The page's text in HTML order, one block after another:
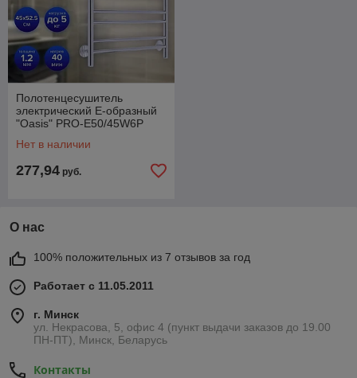
Полотенцесушитель
электрический Е-образный
"Oasis" PRO-E50/45W6P
Нет в наличии
277,94 руб.
О нас
100% положительных из 7 отзывов за год
Работает с 11.05.2011
г. Минск
ул. Некрасова, 5, офис 4 (пункт выдачи заказов до 19.00
ПН-ПТ), Минск, Беларусь
Контакты